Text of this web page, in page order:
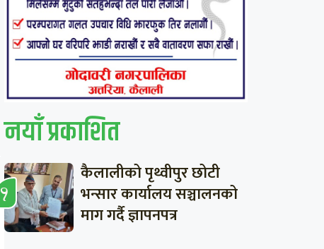
नयाँ प्रकाशित
कैलालीको पृथ्वीपुर छोटी
भन्सार कार्यालय सञ्चालनको
माग गर्दै ज्ञापनपत्र